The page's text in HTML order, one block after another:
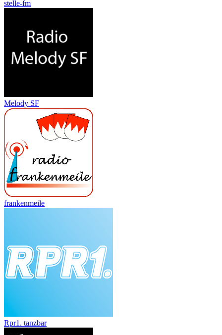
stelle-fm
Melody SF
frankenmeile
Rpr1. tanzbar